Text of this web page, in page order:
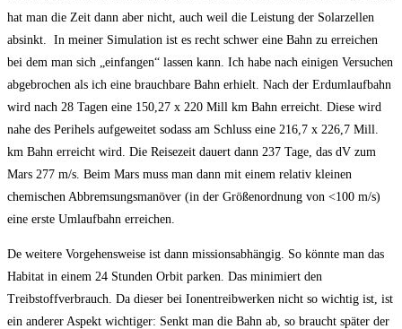
hat man die Zeit dann aber nicht, auch weil die Leistung der Solarzellen
absinkt. In meiner Simulation ist es recht schwer eine Bahn zu erreichen
bei dem man sich „einfangen“ lassen kann. Ich habe nach einigen Versuchen
abgebrochen als ich eine brauchbare Bahn erhielt. Nach der Erdumlaufbahn
wird nach 28 Tagen eine 150,27 x 220 Mill km Bahn erreicht. Diese wird
nahe des Perihels aufgeweitet sodass am Schluss eine 216,7 x 226,7 Mill.
km Bahn erreicht wird. Die Reisezeit dauert dann 237 Tage, das dV zum
Mars 277 m/s. Beim Mars muss man dann mit einem relativ kleinen
chemischen Abbremsungsmanöver (in der Größenordnung von <100 m/s)
eine erste Umlaufbahn erreichen.
De weitere Vorgehensweise ist dann missionsabhängig. So könnte man das
Habitat in einem 24 Stunden Orbit parken. Das minimiert den
Treibstoffverbrauch. Da dieser bei Ionentreibwerken nicht so wichtig ist, ist
ein anderer Aspekt wichtiger: Senkt man die Bahn ab, so braucht später der